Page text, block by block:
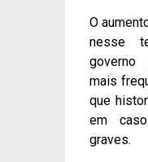
O
nesse
governo
mais
que
em
graves.